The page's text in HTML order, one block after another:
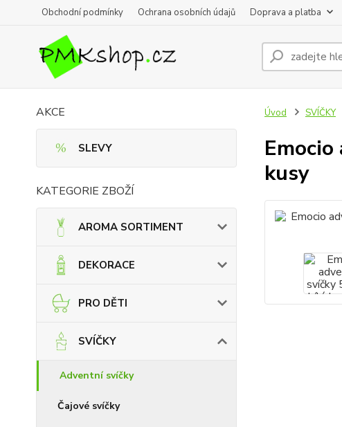
Obchodní podmínky Ochrana osobních údajů Doprava a platba
AKCE
SLEVY
KATEGORIE ZBOŽÍ
AROMA SORTIMENT
DEKORACE
PRO DĚTI
SVÍČKY
Adventní svíčky
Čajové svíčky
Úvod SVÍČKY
kusy